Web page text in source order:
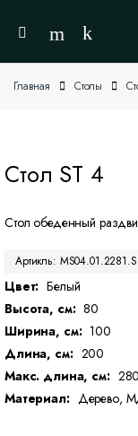
Главная Cтолы
Cтол ST 4
Стол обеденный
Артикль:
Цвет: Белый
Высота, см: 80
Ширина, см: 100
Длина, см: 200
Макс. длина, см: 280
Материал: Дерево,